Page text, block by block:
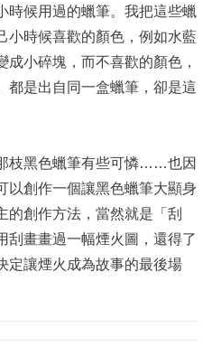
時候用過的蠟筆。我把這些蠟
小時候喜歡的顏色，例如水藍
小碎塊，而不喜歡的顏色，
都是出自同一盒蠟筆，卻是這
枝黑色蠟筆有些可憐……也因
以創作一個讓黑色蠟筆大顯身
的創作方法，當然就是「刮
刮畫畫過一幅煙火圖，還得了
定讓煙火成為故事的最後場